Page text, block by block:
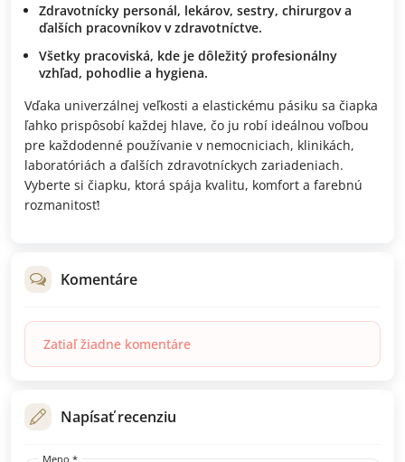
Zdravotnícky personál, lekárov, sestry, chirurgov a
ďalších pracovníkov v zdravotníctve.
Všetky pracoviská, kde je dôležitý profesionálny
vzhľad, pohodlie a hygiena.
Vďaka univerzálnej veľkosti a elastickému pásiku sa čiapka
ľahko prispôsobí každej hlave, čo ju robí ideálnou voľbou
pre každodenné používanie v nemocniciach, klinikách,
laboratóriách a ďalších zdravotníckych zariadeniach.
Vyberte si čiapku, ktorá spája kvalitu, komfort a farebnú
rozmanitosť!
Komentáre
Zatiaľ žiadne komentáre
Napísať recenziu
Meno *